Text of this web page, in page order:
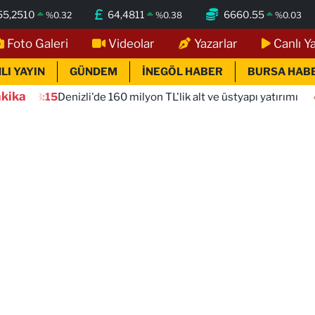
%0.32 64,4811 %0.38 6660.55 %0.03
Foto Galeri Videolar Yazarlar Canlı
YAYIN GÜNDEM İNEGÖL HABER BURSA
160 milyon TL'lik alt ve üstyapı yatırımı 18:10